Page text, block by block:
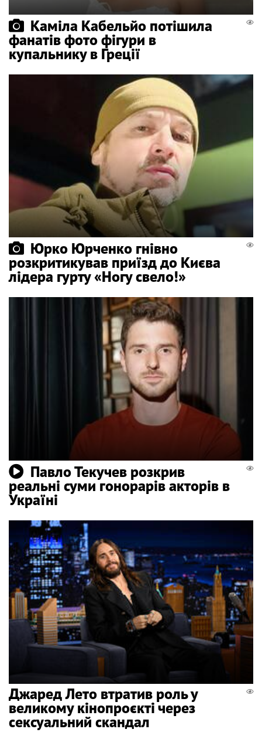
Каміла Кабельйо потішила
фанатів фото фігури в
купальнику в Греції
Юрко Юрченко гнівно
розкритикував приїзд до Києва
лідера гурту «Ногу свело!»
Павло Текучев розкрив
реальні суми гонорарів акторів в
Україні
Джаред Лето втратив роль у
великому кінопроєкті через
сексуальний скандал